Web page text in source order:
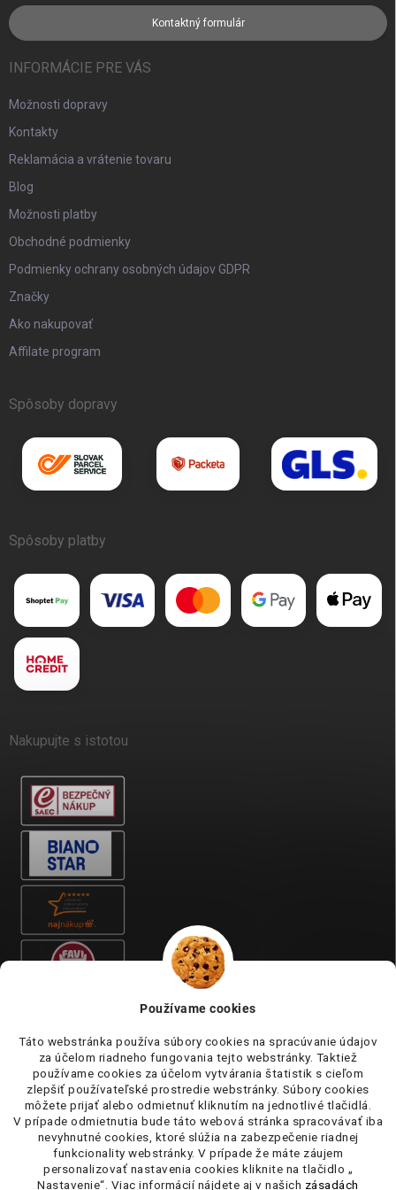
Používame cookies
Táto webstránka používa súbory cookies na spracúvanie údajov
za účelom riadneho fungovania tejto webstránky. Taktiež
používame cookies za účelom vytvárania štatistik s cieľom
zlepšiť používateľské prostredie webstránky. Súbory cookies
môžete prijať alebo odmietnuť kliknutím na jednotlivé tlačidlá.
V prípade odmietnutia bude táto webová stránka spracovávať iba
nevyhnutné cookies, ktoré slúžia na zabezpečenie riadnej
funkcionality webstránky. V prípade že máte záujem
personalizovať nastavenia cookies kliknite na tlačidlo „
Nastavenie“. Viac informácií nájdete aj v našich zásadách
Kontaktný formulár
INFORMÁCIE PRE VÁS
Možnosti dopravy
Kontakty
Reklamácia a vrátenie tovaru
Blog
Možnosti platby
Obchodné podmienky
Podmienky ochrany osobných údajov GDPR
Značky
Ako nakupovať
Affilate program
Spôsoby dopravy
Spôsoby platby
Nakupujte s istotou